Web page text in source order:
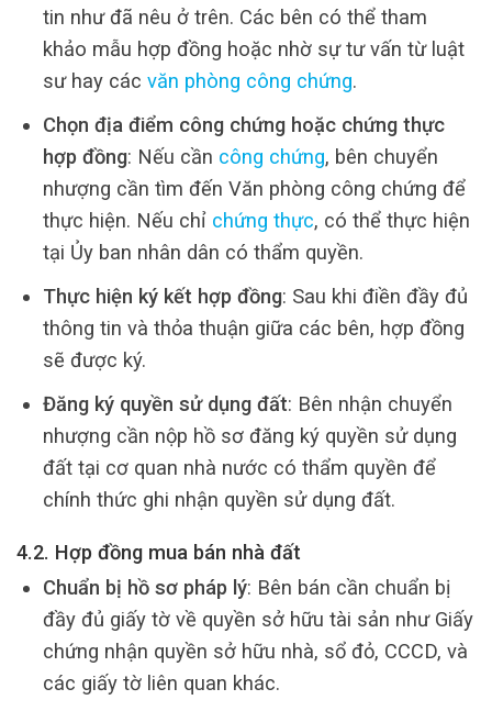
tin như đã nêu ở trên. Các bên có thể tham
khảo mẫu hợp đồng hoặc nhờ sự tư vấn từ luật
sư hay các văn phòng công chứng.
Chọn địa điểm công chứng hoặc chứng thực
hợp đồng: Nếu cần công chứng, bên chuyển
nhượng cần tìm đến Văn phòng công chứng để
thực hiện. Nếu chỉ chứng thực, có thể thực hiện
tại Ủy ban nhân dân có thẩm quyền.
Thực hiện ký kết hợp đồng: Sau khi điền đầy đủ
thông tin và thỏa thuận giữa các bên, hợp đồng
sẽ được ký.
Đăng ký quyền sử dụng đất: Bên nhận chuyển
nhượng cần nộp hồ sơ đăng ký quyền sử dụng
đất tại cơ quan nhà nước có thẩm quyền để
chính thức ghi nhận quyền sử dụng đất.
4.2. Hợp đồng mua bán nhà đất
Chuẩn bị hồ sơ pháp lý: Bên bán cần chuẩn bị
đầy đủ giấy tờ về quyền sở hữu tài sản như Giấy
chứng nhận quyền sở hữu nhà, sổ đỏ, CCCD, và
các giấy tờ liên quan khác.